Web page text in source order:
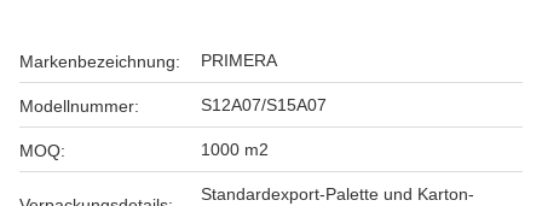
Markenbezeichnung: PRIMERA
Modellnummer: S12A07/S15A07
MOQ: 1000 m2
Standardexport-Palette und Karton-